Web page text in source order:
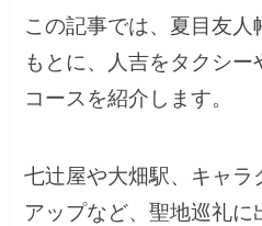
この記事では、夏目友人
もとに、人吉をタクシ
コースを紹介します。
七辻屋や大畑駅、キャラ
アップなど、聖地巡礼に